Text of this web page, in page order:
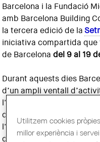
Barcelona i la Fundació
amb Barcelona Building
la tercera edició de la
iniciativa compartida
de Barcelonadel 9 al 19
Durant aquests dies
d’un ampli ventall
l’arquitectura i la ciutat,
disciplinaries i
l’escola de disseny i
d’enguany posarà
Utilitzem cookies
millor experiència i